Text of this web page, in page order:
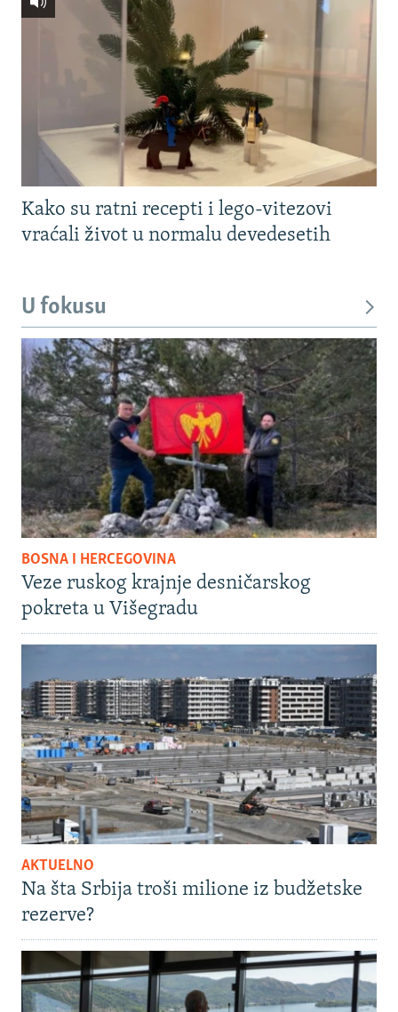
Kako su ratni recepti i lego-vitezovi
vraćali život u normalu devedesetih
U fokusu
BOSNA I HERCEGOVINA
Veze ruskog krajnje desničarskog
pokreta u Višegradu
AKTUELNO
Na šta Srbija troši milione iz budžetske
rezerve?